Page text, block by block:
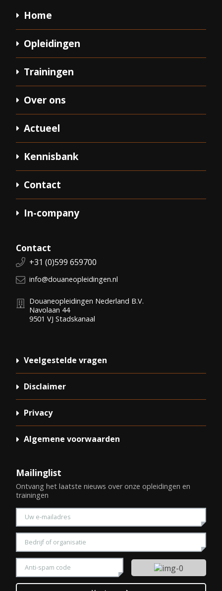
Home
Opleidingen
Trainingen
Over ons
Actueel
Kennisbank
Contact
In-company
Veelgestelde vragen
Disclaimer
Privacy
Algemene voorwaarden
Contact
Telefoonnummer:
+31 (0)599 659700
E-mail:
info@douaneopleidingen.nl
Douaneopleidingen Nederland B.V.
Navolaan 44
9501 VJ Stadskanaal
Mailinglist
Ontvang het laatste nieuws over onze opleidingen en
trainingen
Voer uw e-mailadres in
Voer uw bedrijfsnaam in
Vul a.u.b. de getoonde CAPTCHA veiligheidscode in